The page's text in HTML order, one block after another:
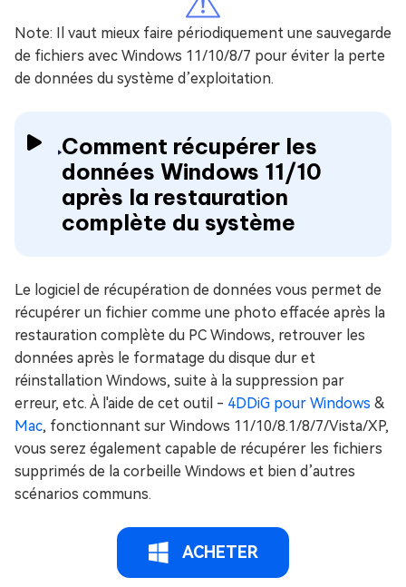
Note: Il vaut mieux faire périodiquement une sauvegarde
de fichiers avec Windows 11/10/8/7 pour éviter la perte
de données du système d’exploitation.
Comment récupérer les
données Windows 11/10
après la restauration
complète du système
Le logiciel de récupération de données vous permet de
récupérer un fichier comme une photo effacée après la
restauration complète du PC Windows, retrouver les
données après le formatage du disque dur et
réinstallation Windows, suite à la suppression par
erreur, etc. À l'aide de cet outil - 4DDiG pour Windows &
Mac, fonctionnant sur Windows 11/10/8.1/8/7/Vista/XP,
vous serez également capable de récupérer les fichiers
supprimés de la corbeille Windows et bien d’autres
scénarios communs.
ACHETER